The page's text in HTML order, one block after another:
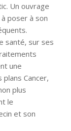
Un ouvrage
poser à son
santé, sur ses
une
Cancer,
plus
le
et son